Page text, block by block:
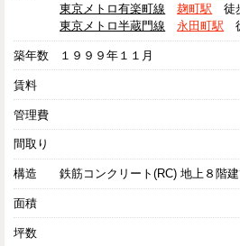
東京メトロ有楽町線
麹町駅 徒
東京メトロ半蔵門線
永田町駅
築年数 １９９９年１１月
賃料
管理費
間取り
構造 鉄筋コンクリート(RC) 地上８階
面積
坪数